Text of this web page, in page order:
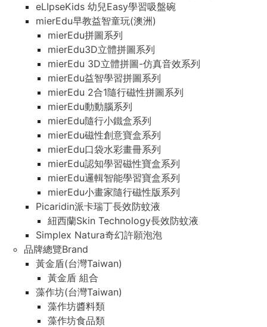
eLIpseKids 幼兒Easy學習吸盤碗
mierEdu早教益智童玩(澳洲)
mierEdu拼圖系列
mierEdu3D立體拼圖系列
mierEdu 3D立體拼圖-仿真音效系列
mierEdu益智學習拼圖系列
mierEdu 2合1隨行磁性拼圖系列
mierEdu動動腦系列
mierEdu隨行小鐵盒系列
mierEdu磁性創意寶盒系列
mierEdu口袋水彩畫冊系列
mierEdu認知學習磁性寶盒系列
mierEdu邏輯智能學習寶盒系列
mierEdu小畫家隨行磁性版系列
Picaridin派卡瑞丁長效防蚊液
紐西蘭Skin Technology長效防蚊液
Simplex Natura奇幻許願泡泡
品牌總覽Brand
黃金盾(台灣Taiwan)
黃金盾 組合
藻作坊(台灣Taiwan)
藻作坊醬料類
藻作坊食品類